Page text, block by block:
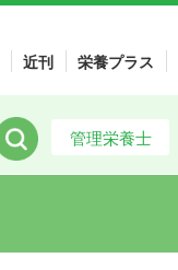
近刊 栄養プラス
管理栄養士